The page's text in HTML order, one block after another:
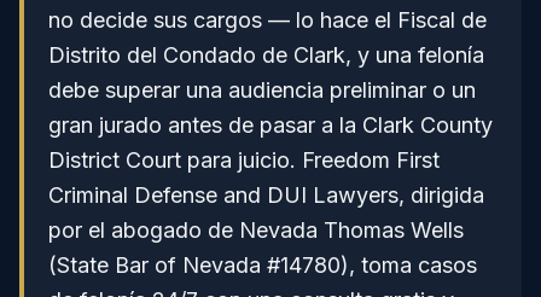
no decide sus cargos — lo hace el Fiscal de
Distrito del Condado de Clark, y una felonía
debe superar una audiencia preliminar o un
gran jurado antes de pasar a la Clark County
District Court para juicio. Freedom First
Criminal Defense and DUI Lawyers, dirigida
por el abogado de Nevada Thomas Wells
(State Bar of Nevada #14780), toma casos